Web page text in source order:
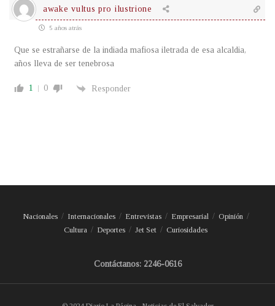
awake vultus pro ilustrione
5 años atrás
Que se estrañarse de la indiada mafiosa iletrada de esa alcaldia,
años lleva de ser tenebrosa
1 0 Responder
Nacionales Internacionales Entrevistas Empresarial
Opinión
Cultura
Deportes Jet Set Curiosidades
Contáctanos: 2246-0616